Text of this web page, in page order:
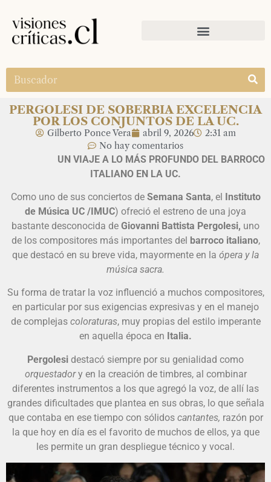
PERGOLESI DE SOBERBIA EXCELENCIA
POR LOS CONJUNTOS DE LA UC.
Gilberto Ponce Vera abril 9, 2026
2:31 am
No hay comentarios
UN VIAJE A LO MÁS PROFUNDO DEL BARROCO
ITALIANO EN LA UC.
Como uno de sus conciertos de Semana Santa, el Instituto
de Música UC /IMUC) ofreció el estreno de una joya
bastante desconocida de Giovanni Battista Pergolesi, uno
de los compositores más importantes del barroco italiano,
que destacó en su breve vida, mayormente en la ópera y la
música sacra.
Su forma de tratar la voz influenció a muchos compositores,
en particular por sus exigencias expresivas y en el manejo
de complejas coloraturas, muy propias del estilo imperante
en aquella época en Italia.
Pergolesi destacó siempre por su genialidad como
orquestadory en la creación de timbres, al combinar
diferentes instrumentos a los que agregó la voz, de allí las
grandes dificultades que plantea en sus obras, lo que señala
que contaba en ese tiempo con sólidos cantantes, razón por
la que hoy en día es el favorito de muchos de ellos, ya que
les permite un gran despliegue técnico y vocal.